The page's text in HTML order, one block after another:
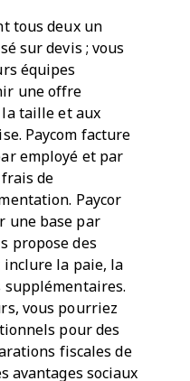
tous deux un
sur devis ; vous
équipes
une offre
la taille et aux
Paycom facture
employé et par
de
Paycor
une base par
propose des
la paie, la
supplémentaires.
vous pourriez
pour des
fiscales de
avantages sociaux